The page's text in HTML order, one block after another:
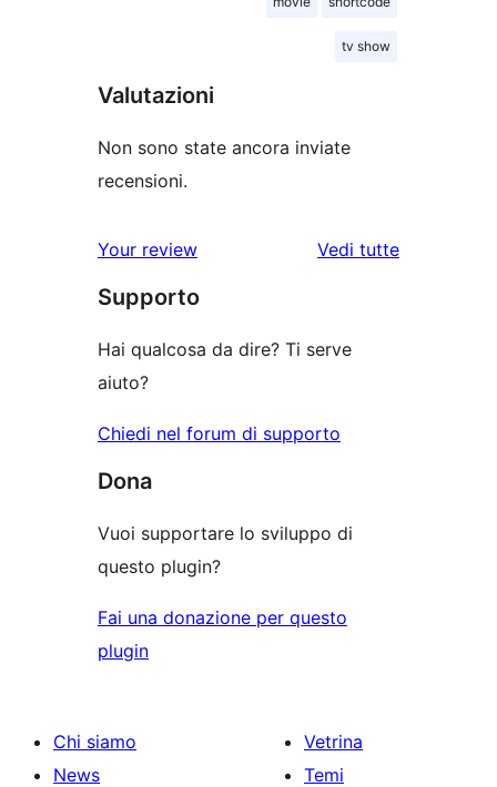
tv show
Valutazioni
Non sono state ancora inviate
recensioni.
Your review Vedi tuttele
Supporto
Hai qualcosa da dire? Ti serve
aiuto?
Chiedi nel forum di supporto
Dona
Vuoi supportare lo sviluppo di
questo plugin?
Fai una donazione per questo
plugin
Chi siamo
News
Vetrina
Temi